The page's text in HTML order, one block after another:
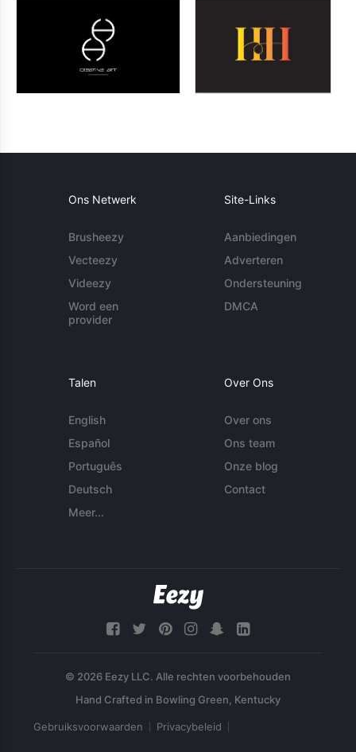
Ons Netwerk
Brusheezy
Vecteezy
Videezy
Word een
provider
Site-Links
Aanbiedingen
Adverteren
Ondersteuning
DMCA
Talen
English
Español
Português
Deutsch
Meer...
Over Ons
Over ons
Ons team
Onze blog
Contact
© 2026 Eezy LLC. Alle rechten voorbehouden
Gebruiksvoorwaarden Privacybeleid